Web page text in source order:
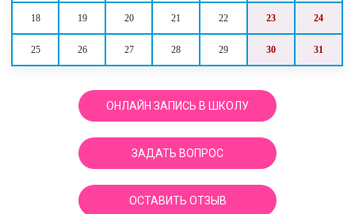
18 19 20 21 22 23 24
25 26 27 28 29 30 31
ОНЛАЙН ЗАПИСЬ В ШКОЛУ
ЗАДАТЬ ВОПРОС
ОСТАВИТЬ ОТЗЫВ